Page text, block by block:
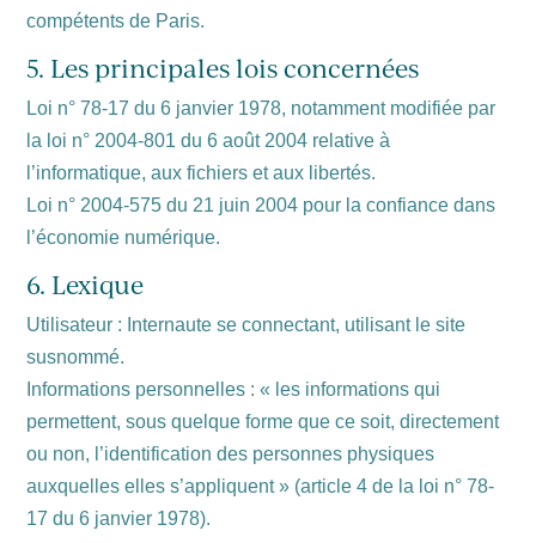
compétents de Paris.
5. Les principales lois concernées
Loi n° 78-17 du 6 janvier 1978, notamment modifiée par
la loi n° 2004-801 du 6 août 2004 relative à
l’informatique, aux fichiers et aux libertés.
Loi n° 2004-575 du 21 juin 2004 pour la confiance dans
l’économie numérique.
6. Lexique
Utilisateur : Internaute se connectant, utilisant le site
susnommé.
Informations personnelles : « les informations qui
permettent, sous quelque forme que ce soit, directement
ou non, l’identification des personnes physiques
auxquelles elles s’appliquent » (article 4 de la loi n° 78-
17 du 6 janvier 1978).